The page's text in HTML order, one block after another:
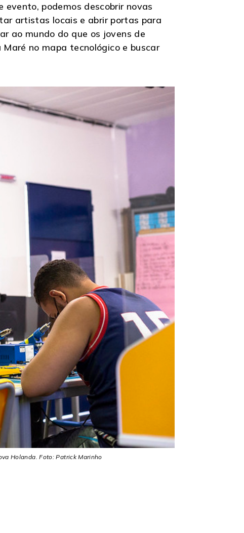
podemos descobrir novas
artistas locais e abrir portas para
ao mundo do que os jovens de
no mapa tecnológico e buscar
Holanda. Foto: Patrick Marinho